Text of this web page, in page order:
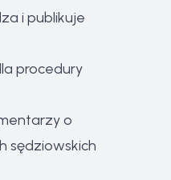
i publikuje
procedury
o
sędziowskich